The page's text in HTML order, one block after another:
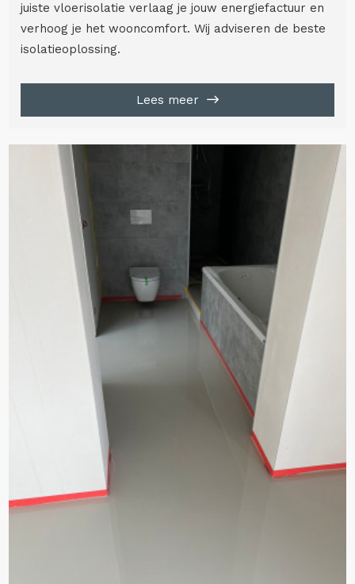
juiste vloerisolatie verlaag je jouw energiefactuur en
verhoog je het wooncomfort. Wij adviseren de beste
isolatieoplossing.
Lees meer